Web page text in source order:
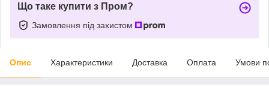
Що таке купити з Пром?
Замовлення під захистом
Опис Характеристики Доставка Оплата Умови